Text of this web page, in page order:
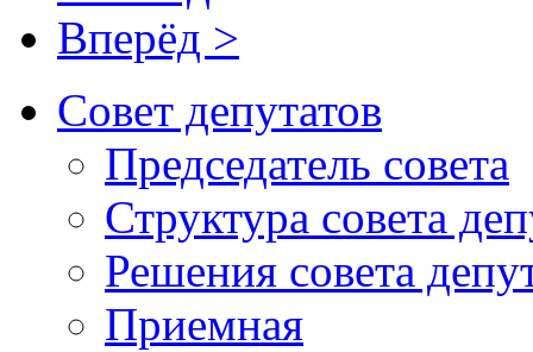
Вперёд >
Совет депутатов
Председатель совета
Структура совета
Решения совета
Приемная